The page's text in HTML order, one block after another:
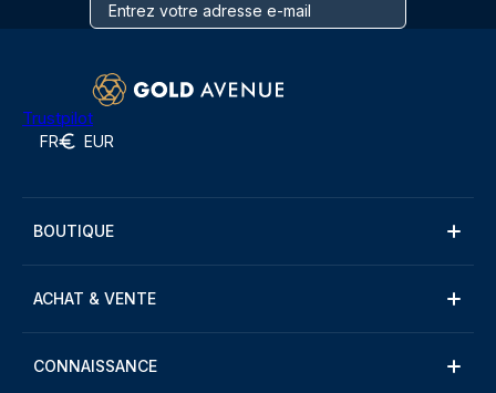
Trustpilot
FR EUR
BOUTIQUE
ACHAT & VENTE
CONNAISSANCE